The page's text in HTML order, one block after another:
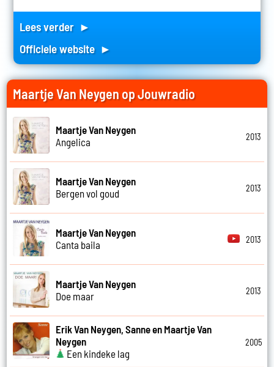
Lees verder ►
Officiele website ►
Maartje Van Neygen op Jouwradio
Maartje Van Neygen
Angelica
2013
Maartje Van Neygen
Bergen vol goud
2013
Maartje Van Neygen
Canta baila
2013
Maartje Van Neygen
Doe maar
2013
Erik Van Neygen, Sanne en Maartje Van
Neygen
Een kindeke lag
2005